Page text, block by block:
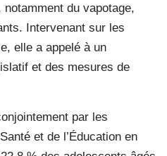
du vapotage,
Intervenant sur les
elle a appelé à un
et des mesures de
par les
et de l’Éducation en